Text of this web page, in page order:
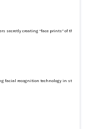
secretly creating “face prints” of their
facial recognition technology in stores